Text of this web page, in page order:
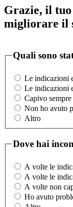
Grazie, il
migliorare il
Quali sono
Le indicazioni
Le indicazioni
Capivo
Non ho avuto
Altro
Dove hai
A volte le
A volte le
A volte non
Ho avuto